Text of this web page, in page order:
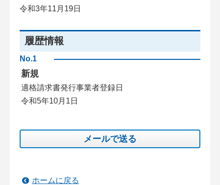
令和3年11月19日
履歴情報
No.1
新規
適格請求書発行事業者登録日
令和5年10月1日
メールで送る
ホームに戻る